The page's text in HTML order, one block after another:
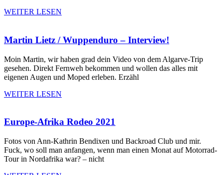
WEITER LESEN
Martin Lietz / Wuppenduro – Interview!
Moin Martin, wir haben grad dein Video von dem Algarve-Trip
gesehen. Direkt Fernweh bekommen und wollen das alles mit
eigenen Augen und Moped erleben. Erzähl
WEITER LESEN
Europe-Afrika Rodeo 2021
Fotos von Ann-Kathrin Bendixen und Backroad Club und mir.
Fuck, wo soll man anfangen, wenn man einen Monat auf Motorrad-
Tour in Nordafrika war? – nicht